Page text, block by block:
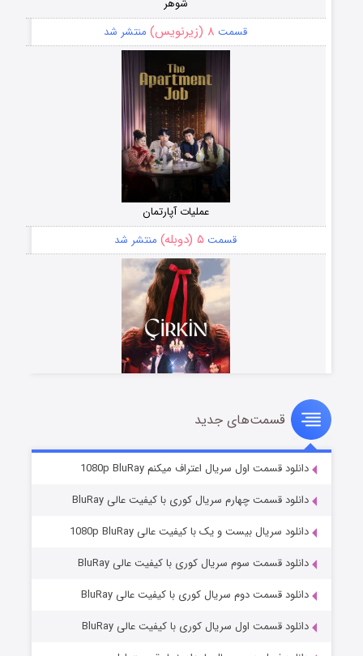
شوهر
قسمت ۸ (زیرنویس) منتشر شد
عملیات آپارتمان
قسمت ۵ (دوبله) منتشر شد
سریال زشت
قسمت۲ (زیرنویس) منتشر شد
مردگان متحرک: شهر مرده ۳
قسمت‌های جدید
دانلود قسمت اول سریال اعتراف میکنم 1080p BluRay
دانلود قسمت چهارم سریال کوری با کیفیت عالی BluRay
دانلود سریال بیست و یک با کیفیت عالی 1080p BluRay
دانلود قسمت سوم سریال کوری با کیفیت عالی BluRay
دانلود قسمت دوم سریال کوری با کیفیت عالی BluRay
دانلود قسمت اول سریال کوری با کیفیت عالی BluRay